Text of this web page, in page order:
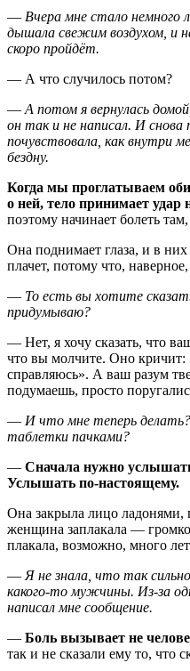
— Вчера мне стало немного
дышала свежим воздухом, и
скоро пройдёт.
— А что случилось потом?
— А потом я вернулась
он так и не написал. И снова
почувствовала, как внутри
бездну.
Когда мы проглатываем
о ней, тело принимает удар
поэтому начинает болеть
Она поднимает глаза, и в
плачет, потому что,
— То есть вы хотите
придумываю?
— Нет, я хочу сказать, что
что вы молчите. Оно
справляюсь». А ваш разум
подумаешь, просто
— И что мне теперь
таблетки пачками?
— Сначала нужно услышать
Услышать по-настоящему.
Она закрыла лицо ладонями,
женщина заплакала —
плакала, возможно, много
— Я не знала, что так
какого-то мужчины. Из-за
написал мне сообщение.
— Боль вызывает не
так и не сказали ему то, что